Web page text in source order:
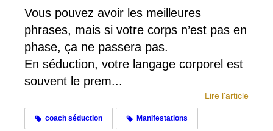
Vous pouvez avoir les meilleures
phrases, mais si votre corps n’est pas en
phase, ça ne passera pas.
En séduction, votre langage corporel est
souvent le prem...
Lire l'article
coach séduction Manifestations